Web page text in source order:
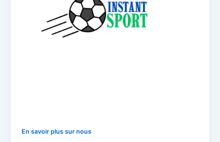
En savoir plus sur nous